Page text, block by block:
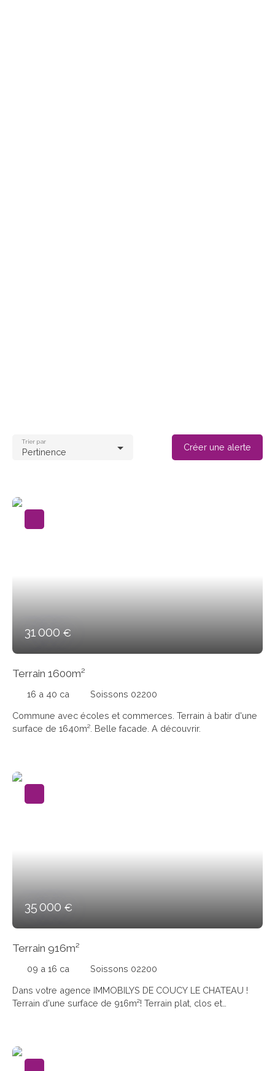
Pertinence
Trier par
Créer une alerte
31 000 €
Terrain 1600m²
16 a 40 ca Soissons 02200
Commune avec écoles et commerces. Terrain à batir d'une
surface de 1640m². Belle facade. A découvrir.
35 000 €
Terrain 916m²
09 a 16 ca Soissons 02200
Dans votre agence IMMOBILYS DE COUCY LE CHATEAU !
Terrain d'une surface de 916m²! Terrain plat, clos et